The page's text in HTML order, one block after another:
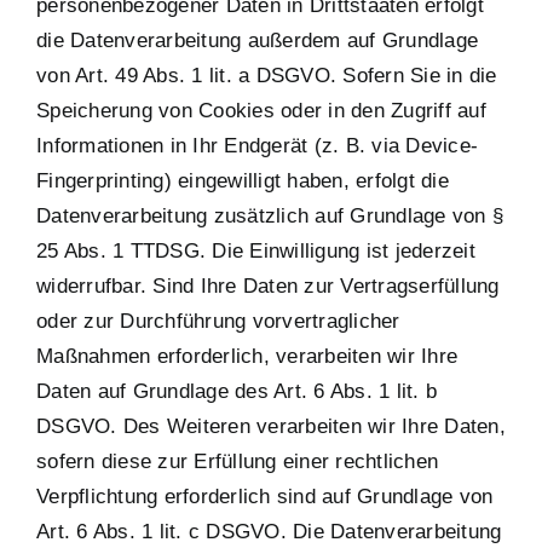
personenbezogener Daten in Drittstaaten erfolgt
die Datenverarbeitung außerdem auf Grundlage
von Art. 49 Abs. 1 lit. a DSGVO. Sofern Sie in die
Speicherung von Cookies oder in den Zugriff auf
Informationen in Ihr Endgerät (z. B. via Device-
Fingerprinting) eingewilligt haben, erfolgt die
Datenverarbeitung zusätzlich auf Grundlage von §
25 Abs. 1 TTDSG. Die Einwilligung ist jederzeit
widerrufbar. Sind Ihre Daten zur Vertragserfüllung
oder zur Durchführung vorvertraglicher
Maßnahmen erforderlich, verarbeiten wir Ihre
Daten auf Grundlage des Art. 6 Abs. 1 lit. b
DSGVO. Des Weiteren verarbeiten wir Ihre Daten,
sofern diese zur Erfüllung einer rechtlichen
Verpflichtung erforderlich sind auf Grundlage von
Art. 6 Abs. 1 lit. c DSGVO. Die Datenverarbeitung